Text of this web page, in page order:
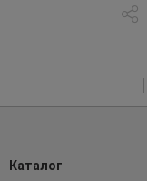
Каталог